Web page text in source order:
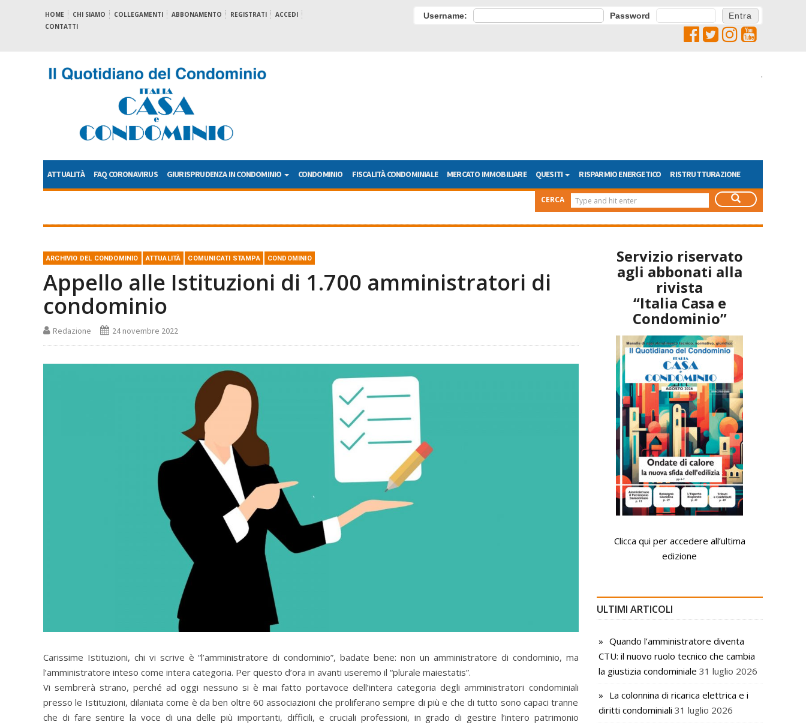
HOME CHI SIAMO COLLEGAMENTI ABBONAMENTO REGISTRATI
ACCEDI
CONTATTI
Username: Password
.
ATTUALITÀ FAQ CORONAVIRUS GIURISPRUDENZA IN CONDOMINIO CONDOMINIO FISCALITÀ CONDOMINIALE MERCATO IMMOBILIARE QUESITI RISPARMIO ENERGETICO RISTRUTTURAZIONE
CERCA
ARCHIVIO DEL CONDOMINIO ATTUALITÀ COMUNICATI STAMPA CONDOMINIO
Appello alle Istituzioni di 1.700 amministratori di
condominio
Redazione 24 novembre 2022
Carissime Istituzioni, chi vi scrive è “l’amministratore di condominio”, badate bene: non un amministratore di condominio, ma
l’amministratore inteso come intera categoria. Per questo d’ora in avanti useremo il “plurale maiestatis”.
Vi sembrerà strano, perché ad oggi nessuno si è mai fatto portavoce dell’intera categoria degli amministratori condominiali
presso le Istituzioni, dilaniata come è da ben oltre 60 associazioni che proliferano sempre di più e che di tutto sono capaci tranne
che di fare sentire la voce di una delle più importanti, difficili, e cruciali professioni, in grado di gestire l’intero patrimonio
Servizio riservato
agli abbonati alla
rivista
“Italia Casa e
Condominio”
Clicca qui per accedere all’ultima
edizione
ULTIMI ARTICOLI
Quando l’amministratore diventa
CTU: il nuovo ruolo tecnico che cambia
la giustizia condominiale 31 luglio 2026
La colonnina di ricarica elettrica e i
diritti condominiali 31 luglio 2026